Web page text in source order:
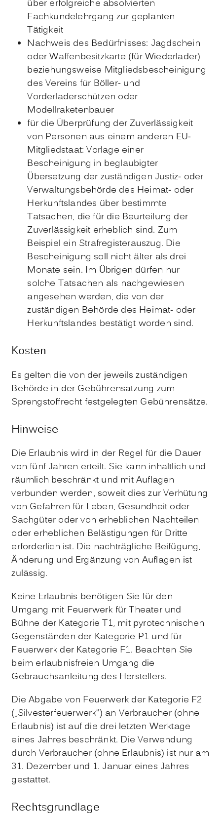
über erfolgreiche absolvierten
Fachkundelehrgang zur geplanten
Tätigkeit
Nachweis des Bedürfnisses: Jagdschein
oder Waffenbesitzkarte (für Wiederlader)
beziehungsweise Mitgliedsbescheinigung
des Vereins für Böller- und
Vorderladerschützen oder
Modellraketenbauer
für die Überprüfung der Zuverlässigkeit
von Personen aus einem anderen EU-
Mitgliedstaat: Vorlage einer
Bescheinigung in beglaubigter
Übersetzung der zuständigen Justiz- oder
Verwaltungsbehörde des Heimat- oder
Herkunftslandes über bestimmte
Tatsachen, die für die Beurteilung der
Zuverlässigkeit erheblich sind. Zum
Beispiel ein Strafregisterauszug. Die
Bescheinigung soll nicht älter als drei
Monate sein. Im Übrigen dürfen nur
solche Tatsachen als nachgewiesen
angesehen werden, die von der
zuständigen Behörde des Heimat- oder
Herkunftslandes bestätigt worden sind.
Kosten
Es gelten die von der jeweils zuständigen
Behörde in der Gebührensatzung zum
Sprengstoffrecht festgelegten Gebührensätze.
Hinweise
Die Erlaubnis wird in der Regel für die Dauer
von fünf Jahren erteilt. Sie kann inhaltlich und
räumlich beschränkt und mit Auflagen
verbunden werden, soweit dies zur Verhütung
von Gefahren für Leben, Gesundheit oder
Sachgüter oder von erheblichen Nachteilen
oder erheblichen Belästigungen für Dritte
erforderlich ist. Die nachträgliche Beifügung,
Änderung und Ergänzung von Auflagen ist
zulässig.
Keine Erlaubnis benötigen Sie für den
Umgang mit Feuerwerk für Theater und
Bühne der Kategorie T1, mit pyrotechnischen
Gegenständen der Kategorie P1 und für
Feuerwerk der Kategorie F1. Beachten Sie
beim erlaubnisfreien Umgang die
Gebrauchsanleitung des Herstellers.
Die Abgabe von Feuerwerk der Kategorie F2
(„Silvesterfeuerwerk“) an Verbraucher (ohne
Erlaubnis) ist auf die drei letzten Werktage
eines Jahres beschränkt. Die Verwendung
durch Verbraucher (ohne Erlaubnis) ist nur am
31. Dezember und 1. Januar eines Jahres
gestattet.
Rechtsgrundlage